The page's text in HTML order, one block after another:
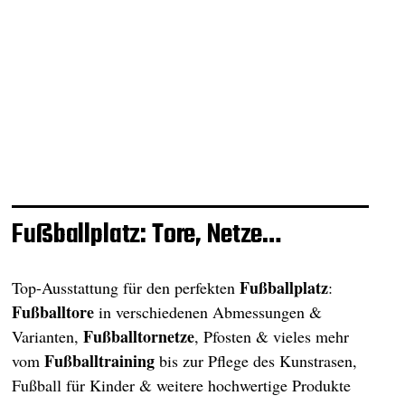
Fußballplatz: Tore, Netze…
Top-Ausstattung für den perfektenFußballplatz:
Fußballtore in verschiedenen Abmessungen &
Varianten,Fußballtornetze, Pfosten & vieles mehr
vomFußballtraining bis zur Pflege des Kunstrasen,
Fußball für Kinder & weitere hochwertige Produkte